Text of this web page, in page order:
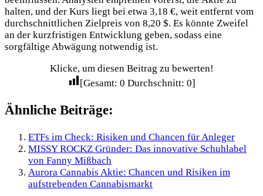
halten, und der Kurs liegt bei etwa 3,18 €, weit entfernt vom
durchschnittlichen Zielpreis von 8,20 $. Es könnte Zweifel
an der kurzfristigen Entwicklung geben, sodass eine
sorgfältige Abwägung notwendig ist.
Klicke, um diesen Beitrag zu bewerten!
[Gesamt: 0 Durchschnitt: 0]
Ähnliche Beiträge:
ETFs im Check: Risiken und Chancen für Anleger
MISSY ROCKZ Gründer: Das innovative Schuhlabel
von Fanny Mißbach
Aurora Cannabis Aktie: Chancen und Risiken im
aufstrebenden Cannabismarkt